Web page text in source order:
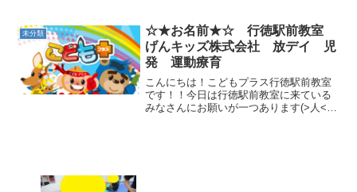
回り ④逆上がり でした！ いつもの運
動より待ち時間...
未分類
☆★お名前★☆ 行徳駅前教室
げんキッズ株式会社 放デイ 児
発 運動療育
こんにちは！こどもプラス行徳駅前教室
です！！今日は行徳駅前教室に来ている
みなさんにお願いが一つあります(>人<)